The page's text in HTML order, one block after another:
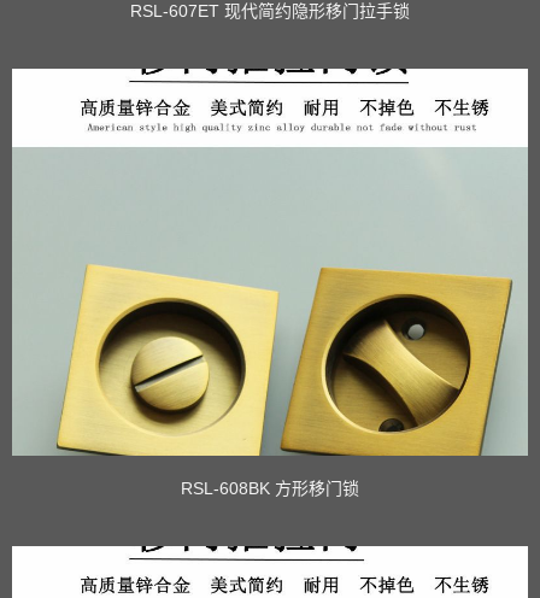
RSL-607ET 现代简约隐形移门拉手锁
RSL-608BK 方形移门锁